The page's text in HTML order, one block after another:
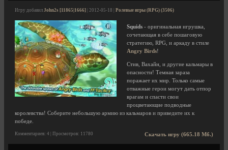
Игру добавил John2s [11865|1666] | 2012-05-18 | Ролевые игры (RPG) (3506)
Squids - оригинальная игрушка,
сочетающая в себе пошаговую
стратегию, RPG, и аркаду в стиле
Angry Birds!
Стив, Вахайн, и другие кальмары в
опасности! Темная зараза
поражает их мир. Только самые
отважные герои могут дать отпор
врагам и спасти свои
процветающие подводные
королевства! Соберите небольшую армию из кальмаров и приведите их к
победе.
Скачать игру (665.18 Мб.)
Комментариев: 4 | Просмотров: 11780